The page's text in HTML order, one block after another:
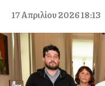
17 Απριλίου 2026 18:13